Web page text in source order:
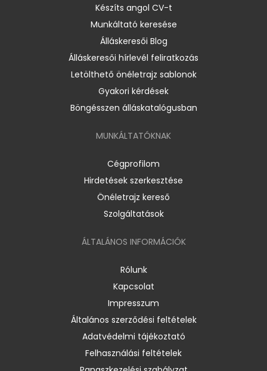
Készíts angol CV-t
Munkáltató keresése
Álláskeresői Blog
Álláskeresői hírlevél feliratkozás
Letölthető önéletrajz sablonok
Gyakori kérdések
Böngésszen álláskatalógusban
MUNKÁLTATÓKNAK
Cégprofilom
Hirdetések szerkesztése
Önéletrajz kereső
Szolgáltatások
ÁLTALÁNOS INFORMÁCIÓK
Rólunk
Kapcsolat
Impresszum
Általános szerződési feltételek
Adatvédelmi tájékoztató
Felhasználási feltételek